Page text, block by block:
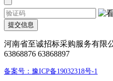
提交信息
河南省至诚招标采购服务有限
63868876 63868897
备案号：豫ICP备19032318号-1